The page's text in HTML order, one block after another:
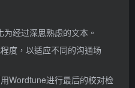
经过深思熟虑的文本。
度，以适应不同的沟通场
Wordtune进行最后的校对检